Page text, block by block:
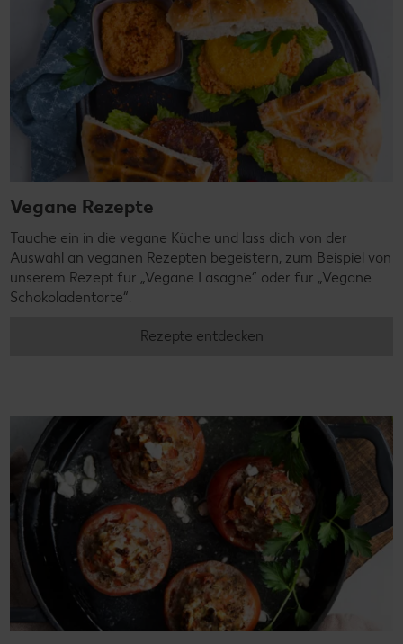
Vegane Rezepte
Tauche ein in die vegane Küche und lass dich von der
Auswahl an veganen Rezepten begeistern, zum Beispiel von
unserem Rezept für „Vegane Lasagne“ oder für „Vegane
Schokoladentorte“.
Rezepte entdecken